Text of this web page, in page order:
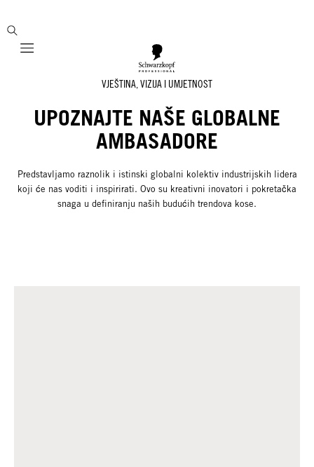
Mobile navigation
VJEŠTINA, VIZIJA I UMJETNOST
UPOZNAJTE NAŠE GLOBALNE
AMBASADORE
Predstavljamo raznolik i istinski globalni kolektiv industrijskih lidera
koji će nas voditi i inspirirati. Ovo su kreativni inovatori i pokretačka
snaga u definiranju naših budućih trendova kose.